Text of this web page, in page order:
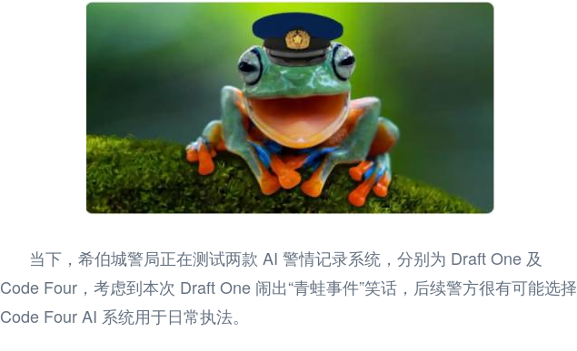
当下，希伯城警局正在测试两款 AI 警情记录系统，分别为 Draft One 及
Code Four，考虑到本次 Draft One 闹出“青蛙事件”笑话，后续警方很有可能选择
Code Four AI 系统用于日常执法。